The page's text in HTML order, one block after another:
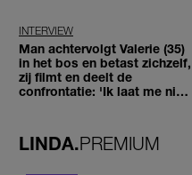
INTERVIEW
Man achtervolgt Valerie (35)
in het bos en betast zichzelf,
zij filmt en deelt de
confrontatie: 'Ik laat me niet
LINDA.PREMIUM